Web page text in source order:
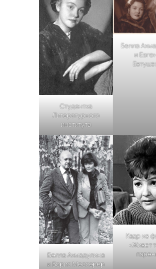
Студентка
Литературного
института
Белла
и
Белла Ахмадулина
и Борис Мессерер
Кадр из
«Живет